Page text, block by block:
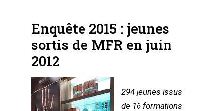
Enquête 2015 : jeunes
sortis de MFR en juin
2012
294 jeunes issus
de 16 formations